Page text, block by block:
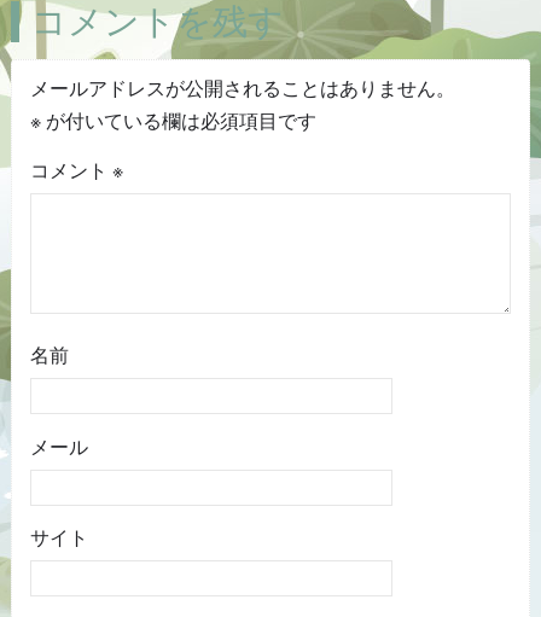
コメントを残す
メールアドレスが公開されることはありません。
※が付いている欄は必須項目です
コメント ※
名前
メール
サイト